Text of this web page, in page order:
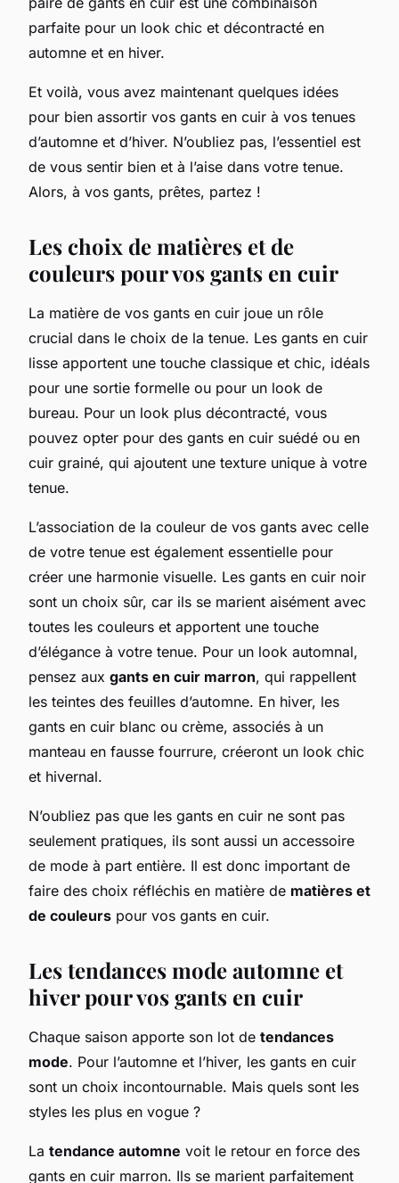
parfaite pour un look chic et décontracté en
automne et en hiver.
Et voilà, vous avez maintenant quelques idées
pour bien assortir vos gants en cuir à vos tenues
d’automne et d’hiver. N’oubliez pas, l’essentiel est
de vous sentir bien et à l’aise dans votre tenue.
Alors, à vos gants, prêtes, partez !
Les choix de matières et de
couleurs pour vos gants en cuir
La matière de vos gants en cuir joue un rôle
crucial dans le choix de la tenue. Les gants en cuir
lisse apportent une touche classique et chic, idéals
pour une sortie formelle ou pour un look de
bureau. Pour un look plus décontracté, vous
pouvez opter pour des gants en cuir suédé ou en
cuir grainé, qui ajoutent une texture unique à votre
tenue.
L’association de la couleur de vos gants avec celle
de votre tenue est également essentielle pour
créer une harmonie visuelle. Les gants en cuir noir
sont un choix sûr, car ils se marient aisément avec
toutes les couleurs et apportent une touche
d’élégance à votre tenue. Pour un look automnal,
pensez aux gants en cuir marron, qui rappellent
les teintes des feuilles d’automne. En hiver, les
gants en cuir blanc ou crème, associés à un
manteau en fausse fourrure, créeront un look chic
et hivernal.
N’oubliez pas que les gants en cuir ne sont pas
seulement pratiques, ils sont aussi un accessoire
de mode à part entière. Il est donc important de
faire des choix réfléchis en matière de matières et
de couleurs pour vos gants en cuir.
Les tendances mode automne et
hiver pour vos gants en cuir
Chaque saison apporte son lot de tendances
mode. Pour l’automne et l’hiver, les gants en cuir
sont un choix incontournable. Mais quels sont les
styles les plus en vogue ?
La tendance automne voit le retour en force des
gants en cuir marron. Ils se marient parfaitement